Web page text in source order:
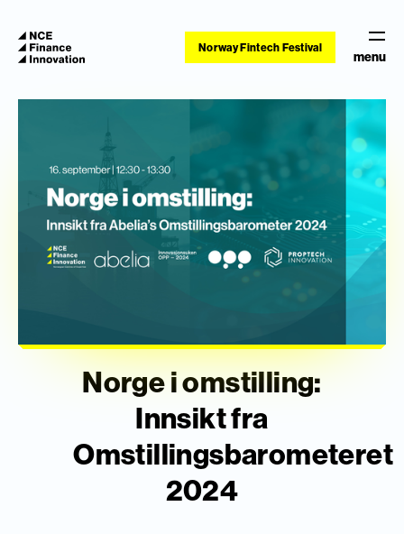
Norway Fintech Festival
menu
Norge i omstilling:
Innsikt fra
Omstillingsbarometeret
2024